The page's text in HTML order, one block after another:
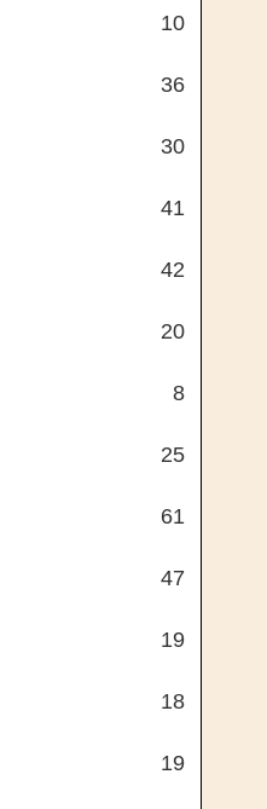
10
36
30
41
42
20
8
25
61
47
19
18
19